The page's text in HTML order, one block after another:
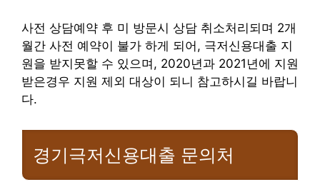
사전 상담예약 후 미 방문시 상담 취소처리되며 2개
월간 사전 예약이 불가 하게 되어, 극저신용대출 지
원을 받지못할 수 있으며, 2020년과 2021년에 지원
받은경우 지원 제외 대상이 되니 참고하시길 바랍니
다.
경기극저신용대출 문의처